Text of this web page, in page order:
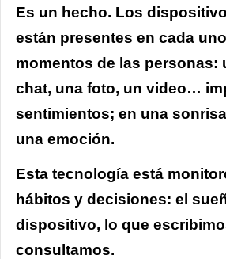
Es un hecho. Los
están presentes en cada
momentos de las personas:
chat, una foto, un video…
sentimientos; en una
una emoción.
Esta tecnología está
hábitos y decisiones: el
dispositivo, lo que
consultamos.